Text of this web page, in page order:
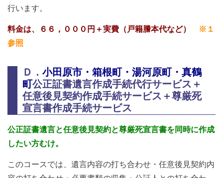
行います。
料金は、６６，０００円＋実費（戸籍謄本代など）
※１
参照
Ｄ． 小田原市・箱根町・湯河原町・真鶴
町公正証書遺言作成手続代行サービス＋
任意後見契約作成手続サービス ＋尊厳死
宣言書作成手続サービス
公正証書遺言と任意後見契約と尊厳死宣言書を同時に作成
したい方むけ。
このコースでは、遺言内容の打ち合わせ・任意後見契約内